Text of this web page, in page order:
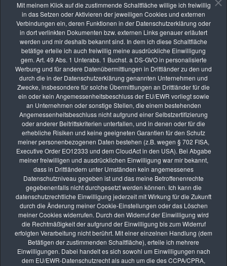
Mit meinem Klick auf die zustimmende Schaltfläche willige ich freiwillig
in das Setzen oder Aktivieren der jeweiligen Cookies und externen
Verbindungen ein, deren Funktionen in der Datenschutzerklärung oder
in dort verlinkten Dokumenten bzw. externen Links genauer erläutert
werden und mir deshalb bekannt sind. In dem ich diese Schaltfläche
betätige erteile ich auch freiwillig meine ausdrückliche Einwilligung
gem. Art. 49 Abs. 1 Unterabs. 1 Buchst. a DS-GVO in personalisierte
Werbung und für andere Datenübermittlungen in Drittländer zu den und
durch die in der Datenschutzerklärung genannten Unternehmen und
Zwecke, insbesondere für solche Übermittlungen an Drittländer für die
ein oder kein Angemessenheitsbeschluss der EU/EWR vorliegt sowie
an Unternehmen oder sonstige Stellen, die einem bestehenden
Angemessenheitsbeschluss nicht aufgrund einer Selbstzertifizierung
oder anderer Beitrittskriterien unterfallen, und in denen oder für die
erhebliche Risiken und keine geeigneten Garantien für den Schutz
meiner personenbezogenen Daten bestehen (z.B. wegen § 702 FISA,
Executive Order EO12333 und dem CloudAct in den USA). Bei Abgabe
meiner freiwilligen und ausdrücklichen Einwilligung war mir bekannt,
dass in Drittländern unter Umständen kein angemessenes
Datenschutzniveau gegeben ist und das meine Betroffenenrechte
gegebenenfalls nicht durchgesetzt werden können. Ich kann die
datenschutzrechtliche Einwilligung jederzeit mit Wirkung für die Zukunft
durch die Änderung meiner Cookie-Einstellungen oder das Löschen
meiner Cookies widerrufen. Durch den Widerruf der Einwilligung wird
die Rechtmäßigkeit der aufgrund der Einwilligung bis zum Widerruf
erfolgten Verarbeitung nicht berührt. Mit einer einzelnen Handlung (dem
Betätigen der zustimmenden Schaltfläche), erteile ich mehrere
Einwilligungen. Dabei handelt es sich sowohl um Einwilligungen nach
dem EU/EWR-Datenschutzrecht als auch um die des CCPA/CPRA,
Zurück
Die nächsten Seminare
AUG.
26
Online-Kurs: Lernen durch Bildbesprechung
vhs Kurse
SEP.
09
Online-Kurs: Lernen durch Bildbesprechung
vhs Kurse
SEP.
22